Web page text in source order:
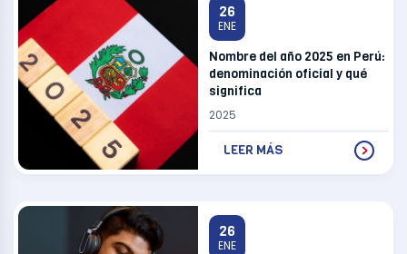
26
ENE
Nombre del año 2025 en Perú:
denominación oficial y qué
significa
2025
LEER MÁS
26
ENE